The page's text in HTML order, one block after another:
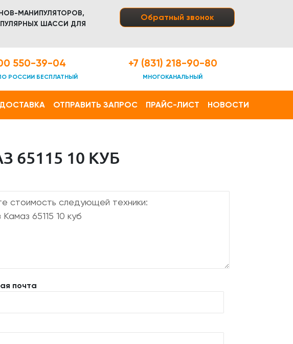
МАНИПУЛЯТОРОВ,
ШАССИ ДЛЯ
Обратный звонок
550-39-04
РОССИИ БЕСПЛАТНЫЙ
+7 (831) 218-90-80
МНОГОКАНАЛЬНЫЙ
ДОСТАВКА ОТПРАВИТЬ ЗАПРОС ПРАЙС-ЛИСТ НОВОСТИ
10 КУБ
почта